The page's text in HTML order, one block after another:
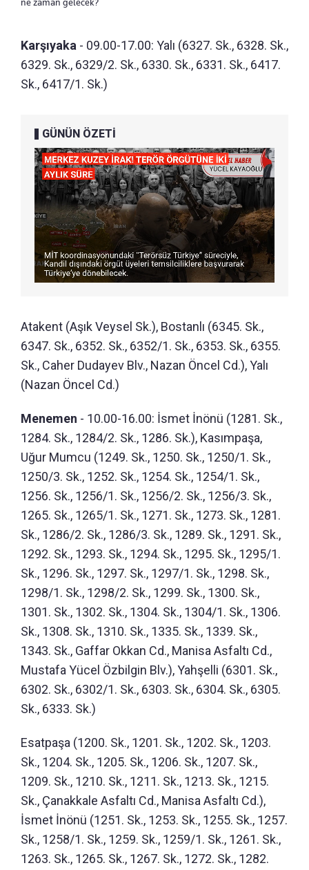
Karşıyaka - 09.00-17.00: Yalı (6327. Sk., 6328. Sk.,
6329. Sk., 6329/2. Sk., 6330. Sk., 6331. Sk., 6417.
Sk., 6417/1. Sk.)
GÜNÜN ÖZETİ
Atakent (Aşık Veysel Sk.), Bostanlı (6345. Sk.,
6347. Sk., 6352. Sk., 6352/1. Sk., 6353. Sk., 6355.
Sk., Caher Dudayev Blv., Nazan Öncel Cd.), Yalı
(Nazan Öncel Cd.)
Menemen - 10.00-16.00: İsmet İnönü (1281. Sk.,
1284. Sk., 1284/2. Sk., 1286. Sk.), Kasımpaşa,
Uğur Mumcu (1249. Sk., 1250. Sk., 1250/1. Sk.,
1250/3. Sk., 1252. Sk., 1254. Sk., 1254/1. Sk.,
1256. Sk., 1256/1. Sk., 1256/2. Sk., 1256/3. Sk.,
1265. Sk., 1265/1. Sk., 1271. Sk., 1273. Sk., 1281.
Sk., 1286/2. Sk., 1286/3. Sk., 1289. Sk., 1291. Sk.,
1292. Sk., 1293. Sk., 1294. Sk., 1295. Sk., 1295/1.
Sk., 1296. Sk., 1297. Sk., 1297/1. Sk., 1298. Sk.,
1298/1. Sk., 1298/2. Sk., 1299. Sk., 1300. Sk.,
1301. Sk., 1302. Sk., 1304. Sk., 1304/1. Sk., 1306.
Sk., 1308. Sk., 1310. Sk., 1335. Sk., 1339. Sk.,
1343. Sk., Gaffar Okkan Cd., Manisa Asfaltı Cd.,
Mustafa Yücel Özbilgin Blv.), Yahşelli (6301. Sk.,
6302. Sk., 6302/1. Sk., 6303. Sk., 6304. Sk., 6305.
Sk., 6333. Sk.)
Esatpaşa (1200. Sk., 1201. Sk., 1202. Sk., 1203.
Sk., 1204. Sk., 1205. Sk., 1206. Sk., 1207. Sk.,
1209. Sk., 1210. Sk., 1211. Sk., 1213. Sk., 1215.
Sk., Çanakkale Asfaltı Cd., Manisa Asfaltı Cd.),
İsmet İnönü (1251. Sk., 1253. Sk., 1255. Sk., 1257.
Sk., 1258/1. Sk., 1259. Sk., 1259/1. Sk., 1261. Sk.,
1263. Sk., 1265. Sk., 1267. Sk., 1272. Sk., 1282.